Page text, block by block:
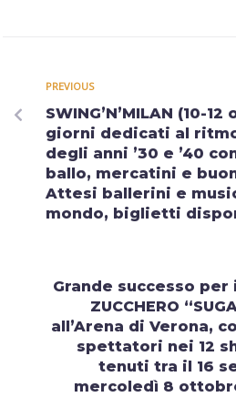
PREVIOUS
SWING’N’MILAN (10-
giorni dedicati al
degli anni ’30 e ’40
ballo, mercatini e
Attesi ballerini e
mondo, biglietti
Grande successo
ZUCCHERO
all’Arena di Verona,
spettatori nei 12
tenuti tra il 16
mercoledì 8